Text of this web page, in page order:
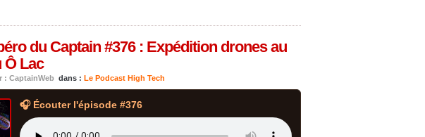
du Captain #376 : Expédition drones au
Ô Lac
: CaptainWeb dans : Le Podcast High Tech
🎧 Écouter l'épisode #376